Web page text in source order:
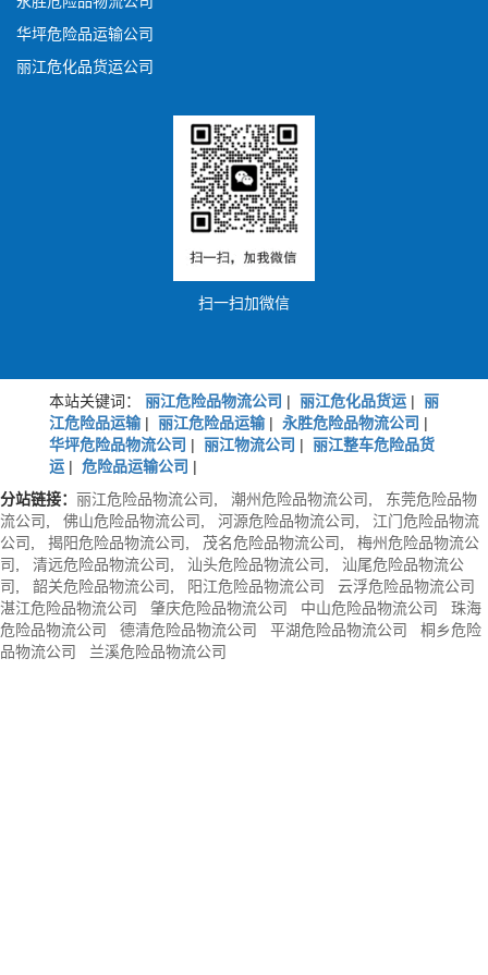
华坪危险品运输公司
丽江危化品货运公司
扫一扫加微信
本站关键词： 丽江危险品物流公司 | 丽江危化品货运 | 丽
江危险品运输| 丽江危险品运输| 永胜危险品物流公司 |
华坪危险品物流公司 | 丽江物流公司 | 丽江整车危险品货
运 | 危险品运输公司 |
分站链接： 丽江危险品物流公司 潮州危险品物流公司
东莞危险品物
流公司
佛山危险品物流公司 河源危险品物流公司
江门危险品物流
公司
揭阳危险品物流公司 茂名危险品物流公司
梅州危险品物流公
司
清远危险品物流公司 汕头危险品物流公司
汕尾危险品物流公
司
韶关危险品物流公司 阳江危险品物流公司
云浮危险品物流公司
湛江危险品物流公司
肇庆危险品物流公司 中山危险品物流公司
珠海
危险品物流公司
德清危险品物流公司 平湖危险品物流公司
桐乡危险
品物流公司
兰溪危险品物流公司